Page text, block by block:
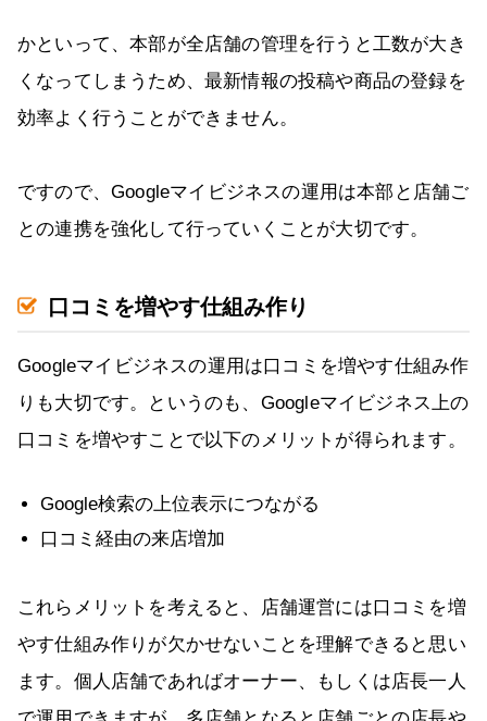
かといって、本部が全店舗の管理を行うと工数が大き
くなってしまうため、最新情報の投稿や商品の登録を
効率よく行うことができません。
ですので、Googleマイビジネスの運用は本部と店舗ご
との連携を強化して行っていくことが大切です。
口コミを増やす仕組み作り
Googleマイビジネスの運用は口コミを増やす仕組み作
りも大切です。というのも、Googleマイビジネス上の
口コミを増やすことで以下のメリットが得られます。
Google検索の上位表示につながる
口コミ経由の来店増加
これらメリットを考えると、店舗運営には口コミを増
やす仕組み作りが欠かせないことを理解できると思い
ます。個人店舗であればオーナー、もしくは店長一人